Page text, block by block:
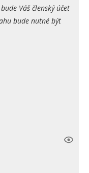
Váš členský účet
bude nutné být